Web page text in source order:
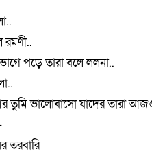
রমণী..
পড়ে তারা বলে ললনা..
তুমি ভালোবাসো যাদের তারা
তরবারি